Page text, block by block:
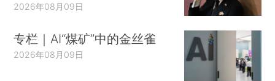
2026年08月09日
专栏｜AI“煤矿”中的金丝雀
2026年08月09日